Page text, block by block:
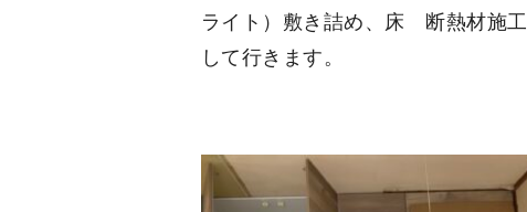
ライト）敷き詰め、床 断熱材施工
して行きます。